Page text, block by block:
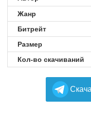
Жанр
Битрейт
Размер
Кол-во скачиваний